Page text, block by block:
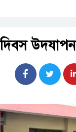
দিবস উদযাপন